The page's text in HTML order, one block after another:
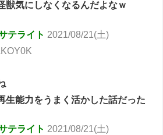
獣気にしなくなるんだよなｗ
テライト 2021/08/21(土)
生能力をうまく活かした話だった
テライト 2021/08/21(土)